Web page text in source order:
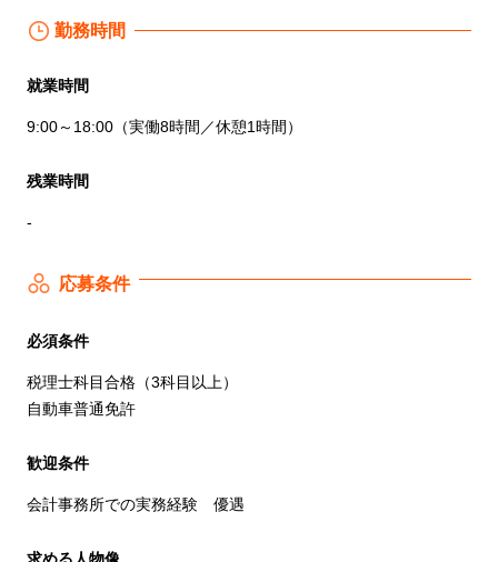
勤務時間
就業時間
9:00～18:00（実働8時間／休憩1時間）
残業時間
-
応募条件
必須条件
税理士科目合格（3科目以上）
自動車普通免許
歓迎条件
会計事務所での実務経験 優遇
求める人物像